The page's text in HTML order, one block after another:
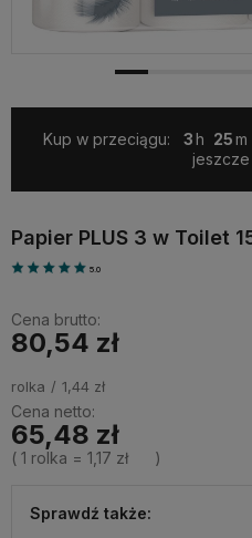
Kup w przeciągu: 3 25
jeszcze
Papier PLUS 3 w Toilet
5.0
Cena brutto:
80,54 zł
rolka 1,44 zł
Cena netto:
65,48 zł
( 1 rolka = 1,17 zł )
Sprawdź także: